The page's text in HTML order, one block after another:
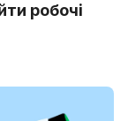
робочі